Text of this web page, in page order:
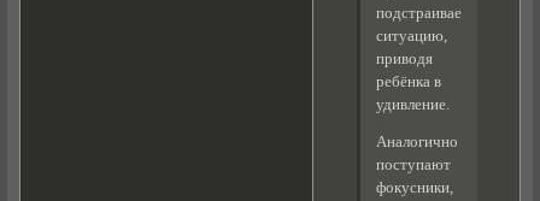
подстраивает
ситуацию,
приводя
ребёнка в
удивление.
Аналогично
поступают
фокусники,